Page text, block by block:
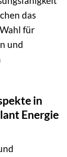
das
für
und
in
Energie